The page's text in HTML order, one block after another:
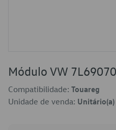
Módulo VW
Compatibilidade: Touareg
Unidade de venda: Unitário(a)